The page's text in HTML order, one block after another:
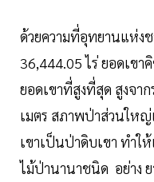
ด้วยความที่อุทยานแห่ง
36,444.05 ไร่ ยอดเข
ยอดเขาที่สูงที่สุด สูงจา
เมตร สภาพป่าส่วนให
เขาเป็นป่าดิบเขา ทำใ
ไม้ป่านานาชนิด อย่าง